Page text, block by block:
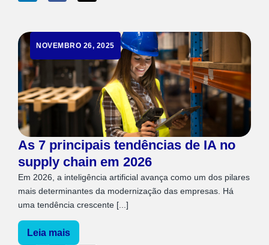
NOVEMBRO 26, 2025
As 7 principais tendências de IA no
supply chain em 2026
Em 2026, a inteligência artificial avança como um dos pilares
mais determinantes da modernização das empresas. Há
uma tendência crescente [...]
Leia mais